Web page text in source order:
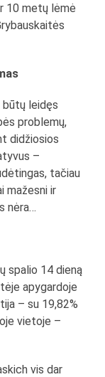
10 metų lėmė
būtų leidęs
problemų,
didžiosios
–
tačiau
mažesni ir
nėra…
spalio 14 dieną
apygardoje
– su 19,82%
vietoje –
vis dar